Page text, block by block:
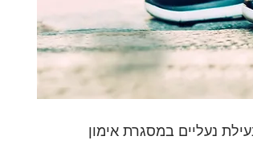
נעליים במסגרת אימון